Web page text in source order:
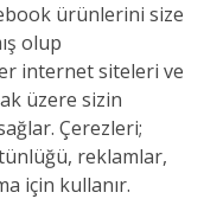
ürünlerini size
olup
internet siteleri ve
üzere sizin
Çerezleri;
reklamlar,
için kullanır.